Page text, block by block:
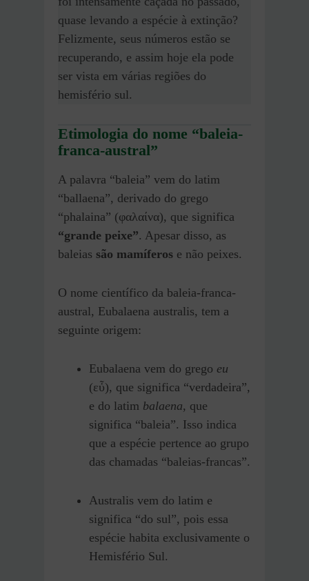
quase levando a espécie à extinção?
Felizmente, seus números estão se
recuperando, e assim hoje ela pode
ser vista em várias regiões do
hemisfério sul.
Etimologia do nome “baleia-
franca-austral”
A palavra “baleia” vem do latim
“ballaena”, derivado do grego
“phalaina” (φαλαίνα), que significa
“grande peixe”. Apesar disso, as
baleias são mamíferos e não peixes.
O nome científico da baleia-franca-
austral, Eubalaena australis, tem a
seguinte origem:
Eubalaena vem do grego eu
(εὖ), que significa “verdadeira”,
e do latim balaena, que
significa “baleia”. Isso indica
que a espécie pertence ao grupo
das chamadas “baleias-francas”.
Australis vem do latim e
significa “do sul”, pois essa
espécie habita exclusivamente o
Hemisfério Sul.